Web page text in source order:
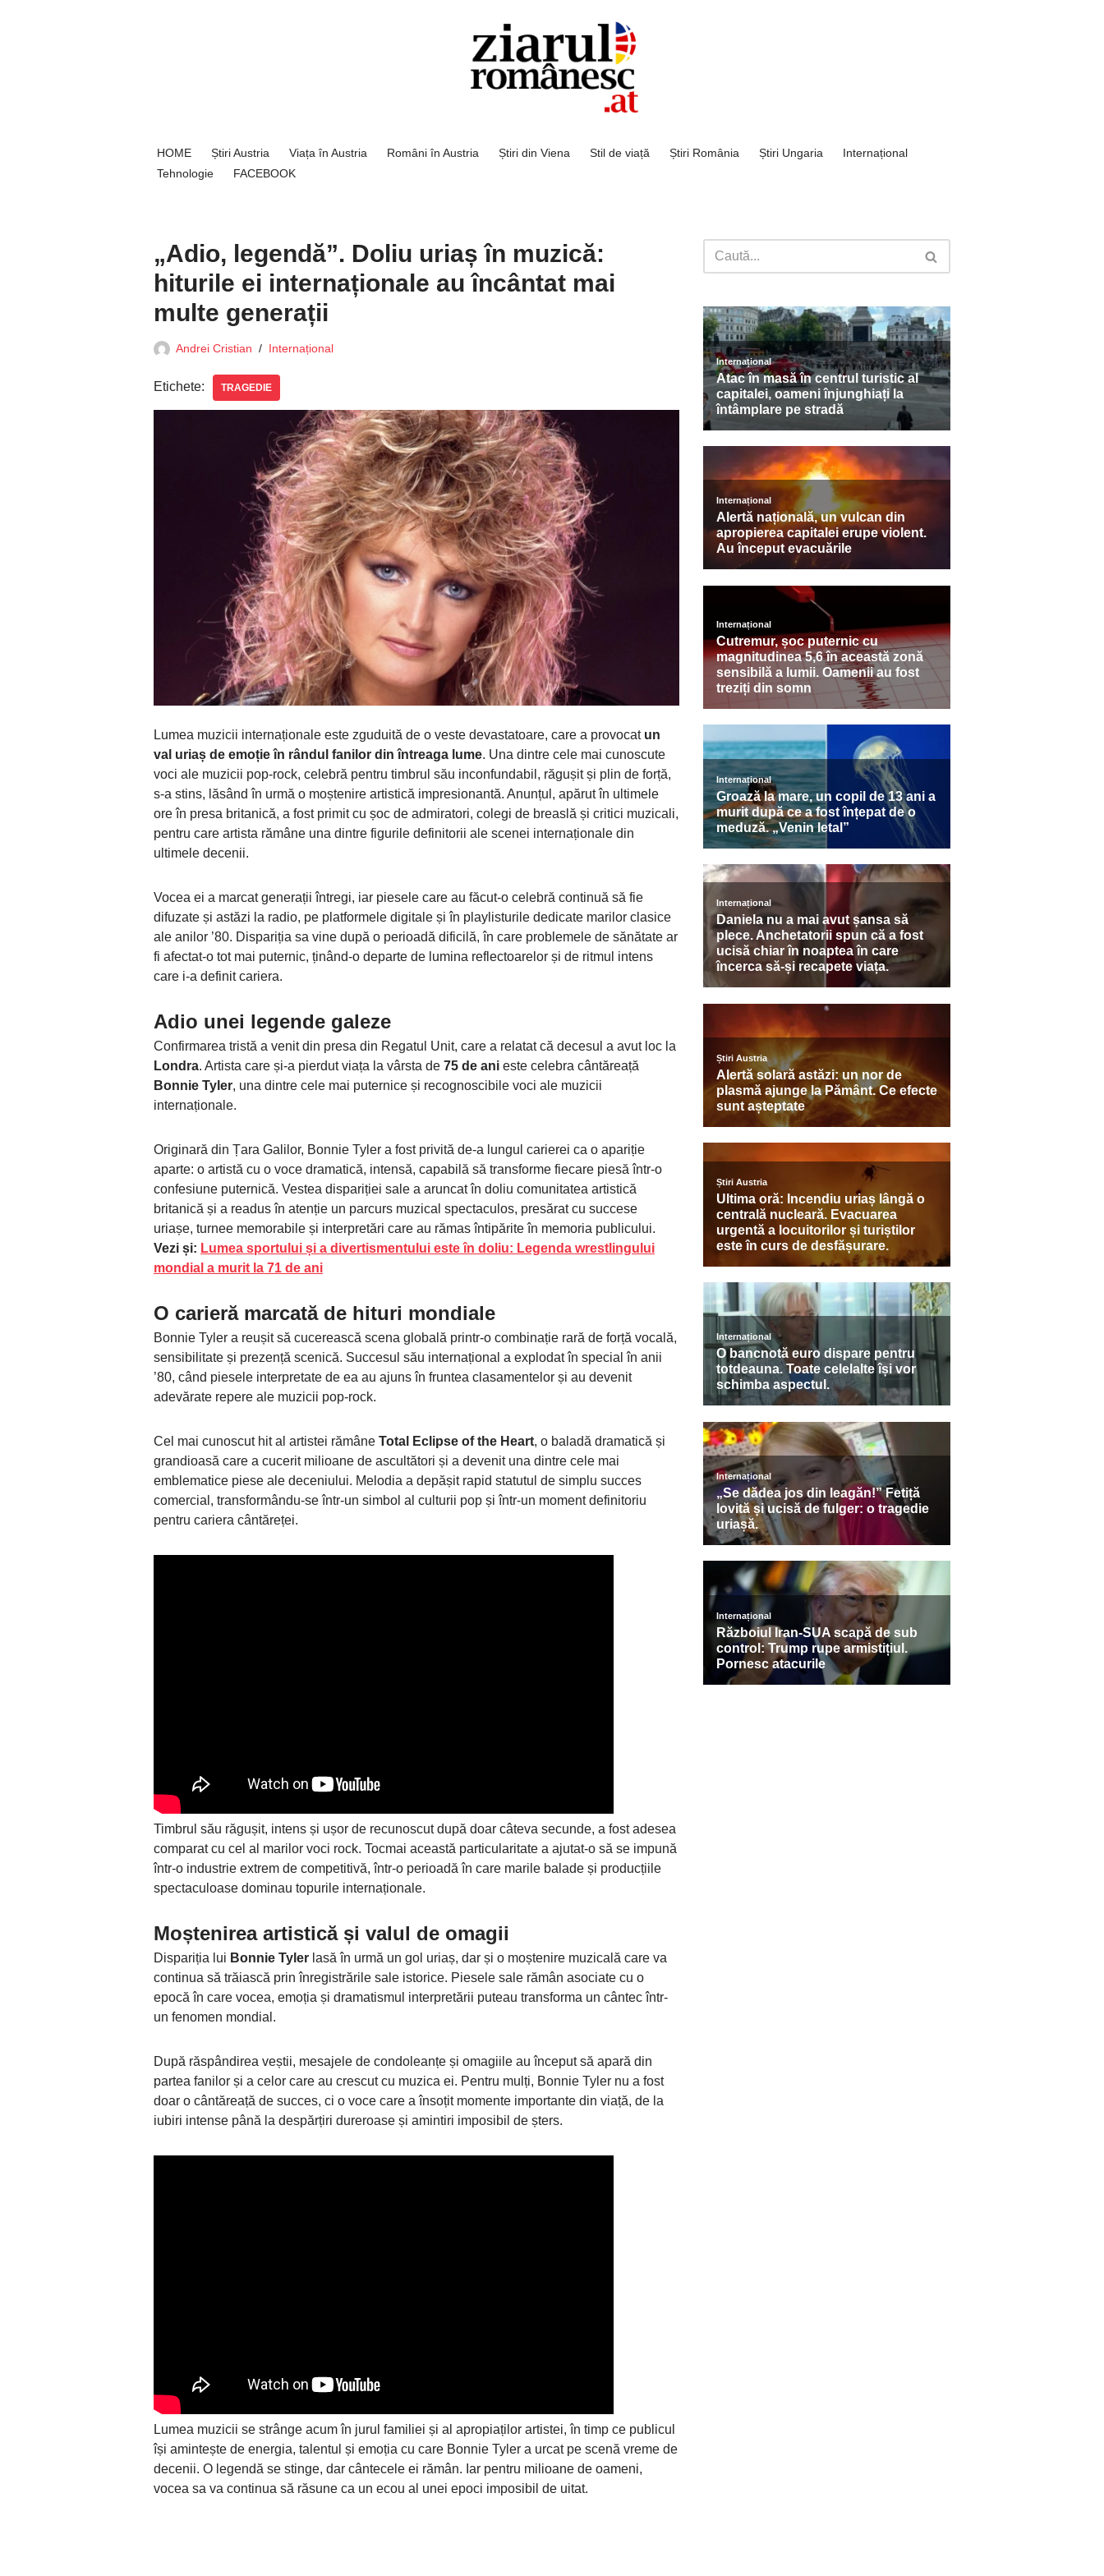
HOME Știri Austria Viața în Austria Români în Austria Știri din Viena Stil de viață Știri România Știri Ungaria
Internațional
Tehnologie
FACEBOOK
„Adio, legendă”. Doliu uriaș în muzică:
hiturile ei internaționale au încântat mai
multe generații
Andrei Cristian Internațional
Etichete: TRAGEDIE
Lumea muzicii internaționale este zguduită de o veste devastatoare, care a provocat un
val uriaș de emoție în rândul fanilor din întreaga lume. Una dintre cele mai cunoscute
voci ale muzicii pop-rock, celebră pentru timbrul său inconfundabil, răgușit și plin de forță,
s-a stins, lăsând în urmă o moștenire artistică impresionantă. Anunțul, apărut în ultimele
ore în presa britanică, a fost primit cu șoc de admiratori, colegi de breaslă și critici muzicali,
pentru care artista rămâne una dintre figurile definitorii ale scenei internaționale din
ultimele decenii.
Vocea ei a marcat generații întregi, iar piesele care au făcut-o celebră continuă să fie
difuzate și astăzi la radio, pe platformele digitale și în playlisturile dedicate marilor clasice
ale anilor ’80. Dispariția sa vine după o perioadă dificilă, în care problemele de sănătate ar
fi afectat-o tot mai puternic, ținând-o departe de lumina reflectoarelor și de ritmul intens
care i-a definit cariera.
Adio unei legende galeze
Confirmarea tristă a venit din presa din Regatul Unit, care a relatat că decesul a avut loc la
Londra. Artista care și-a pierdut viața la vârsta de 75 de ani este celebra cântăreață
Bonnie Tyler, una dintre cele mai puternice și recognoscibile voci ale muzicii
internaționale.
Originară din Țara Galilor, Bonnie Tyler a fost privită de-a lungul carierei ca o apariție
aparte: o artistă cu o voce dramatică, intensă, capabilă să transforme fiecare piesă într-o
confesiune puternică. Vestea dispariției sale a aruncat în doliu comunitatea artistică
britanică și a readus în atenție un parcurs muzical spectaculos, presărat cu succese
uriașe, turnee memorabile și interpretări care au rămas întipărite în memoria publicului.
Vezi și: Lumea sportului și a divertismentului este în doliu: Legenda wrestlingului
mondial a murit la 71 de ani
O carieră marcată de hituri mondiale
Bonnie Tyler a reușit să cucerească scena globală printr-o combinație rară de forță vocală,
sensibilitate și prezență scenică. Succesul său internațional a explodat în special în anii
’80, când piesele interpretate de ea au ajuns în fruntea clasamentelor și au devenit
adevărate repere ale muzicii pop-rock.
Cel mai cunoscut hit al artistei rămâne Total Eclipse of the Heart, o baladă dramatică și
grandioasă care a cucerit milioane de ascultători și a devenit una dintre cele mai
emblematice piese ale deceniului. Melodia a depășit rapid statutul de simplu succes
comercial, transformându-se într-un simbol al culturii pop și într-un moment definitoriu
pentru cariera cântăreței.
Timbrul său răgușit, intens și ușor de recunoscut după doar câteva secunde, a fost adesea
comparat cu cel al marilor voci rock. Tocmai această particularitate a ajutat-o să se impună
într-o industrie extrem de competitivă, într-o perioadă în care marile balade și producțiile
spectaculoase dominau topurile internaționale.
Moștenirea artistică și valul de omagii
Dispariția lui Bonnie Tyler lasă în urmă un gol uriaș, dar și o moștenire muzicală care va
continua să trăiască prin înregistrările sale istorice. Piesele sale rămân asociate cu o
epocă în care vocea, emoția și dramatismul interpretării puteau transforma un cântec într-
un fenomen mondial.
După răspândirea veștii, mesajele de condoleanțe și omagiile au început să apară din
partea fanilor și a celor care au crescut cu muzica ei. Pentru mulți, Bonnie Tyler nu a fost
doar o cântăreață de succes, ci o voce care a însoțit momente importante din viață, de la
iubiri intense până la despărțiri dureroase și amintiri imposibil de șters.
Lumea muzicii se strânge acum în jurul familiei și al apropiaților artistei, în timp ce publicul
își amintește de energia, talentul și emoția cu care Bonnie Tyler a urcat pe scenă vreme de
decenii. O legendă se stinge, dar cântecele ei rămân. Iar pentru milioane de oameni,
vocea sa va continua să răsune ca un ecou al unei epoci imposibil de uitat.